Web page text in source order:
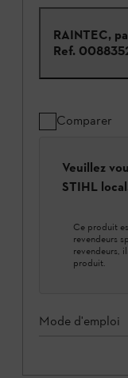
RAINTEC,
Ref.
Comparer
Veuillez
STIHL
Ce produit
revendeurs
revendeurs,
produit.
Mode d'emploi